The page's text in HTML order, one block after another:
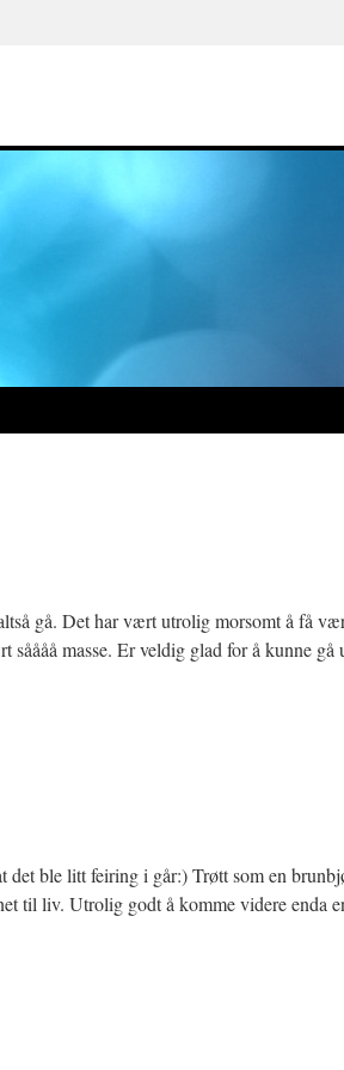
gå. Det har vært utrolig morsomt å få
såååå masse. Er veldig glad for å kunne
ble litt feiring i går:) Trøtt som en
til liv. Utrolig godt å komme videre enda